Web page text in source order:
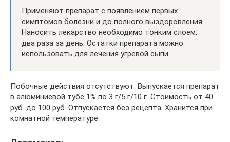
Применяют препарат с появлением первых
симптомов болезни и до полного выздоровления.
Наносить лекарство необходимо тонким слоем,
два раза за день. Остатки препарата можно
использовать для лечения угревой сыпи.
Побочные действия отсутствуют. Выпускается препарат
в алюминиевой тубе 1% по 3 г/5 г/10 г. Стоимость от 40
руб. до 100 руб. Отпускается без рецепта. Хранится при
комнатной температуре.